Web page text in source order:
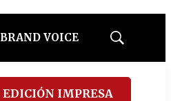
BRAND VOICE
Mostrar
EDICIÓN IMPRESA